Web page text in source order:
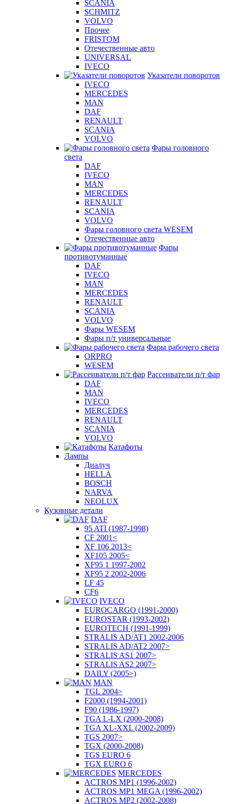
SCANIA
SCHMITZ
VOLVO
Прочее
FRISTOM
Отечественные авто
UNIVERSAL
IVECO
Указатели поворотов
IVECO
MERCEDES
MAN
DAF
RENAULT
SCANIA
VOLVO
Фары головного
света
DAF
IVECO
MAN
MERCEDES
RENAULT
SCANIA
VOLVO
Фары головного света WESEM
Отечественные авто
Фары
противотуманные
DAF
IVECO
MAN
MERCEDES
RENAULT
SCANIA
VOLVO
Фары WESEM
Фары п/т универсальные
Фары рабочего света
ORPRO
WESEM
Рассеиватели п/т фар
DAF
MAN
IVECO
MERCEDES
RENAULT
SCANIA
VOLVO
Катафоты
Лампы
Диалуч
HELLA
BOSCH
NARVA
NEOLUX
Кузовные детали
DAF
95 ATI (1987-1998)
CF 2001<
XF 106 2013<
XF105 2005<
XF95 1 1997-2002
XF95 2 2002-2006
LF 45
CF6
IVECO
EUROCARGO (1991-2000)
EUROSTAR (1993-2002)
EUROTECH (1991-1999)
STRALIS AD/AT1 2002-2006
STRALIS AD/AT2 2007>
STRALIS AS1 2007>
STRALIS AS2 2007>
DAILY (2005>)
MAN
TGL 2004>
F2000 (1994-2001)
F90 (1986-1997)
TGA L-LX (2000-2008)
TGA XL-XXL (2002-2009)
TGS 2007>
TGX (2000-2008)
TGS EURO 6
TGX EURO 6
MERCEDES
ACTROS MP1 (1996-2002)
ACTROS MP1 MEGA (1996-2002)
ACTROS MP2 (2002-2008)